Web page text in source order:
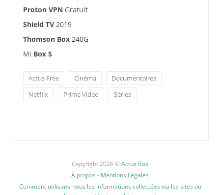
Proton VPN Gratuit
Shield TV2019
Thomson Box240G
Mi Box S
Actus Free Cinéma
Documentaires
Netflix
Prime Video Séries
Copyright 2026 ©Actus Box
À propos - Mentions Légales
Comment utilisons-nous les informations collectées via les sites ou